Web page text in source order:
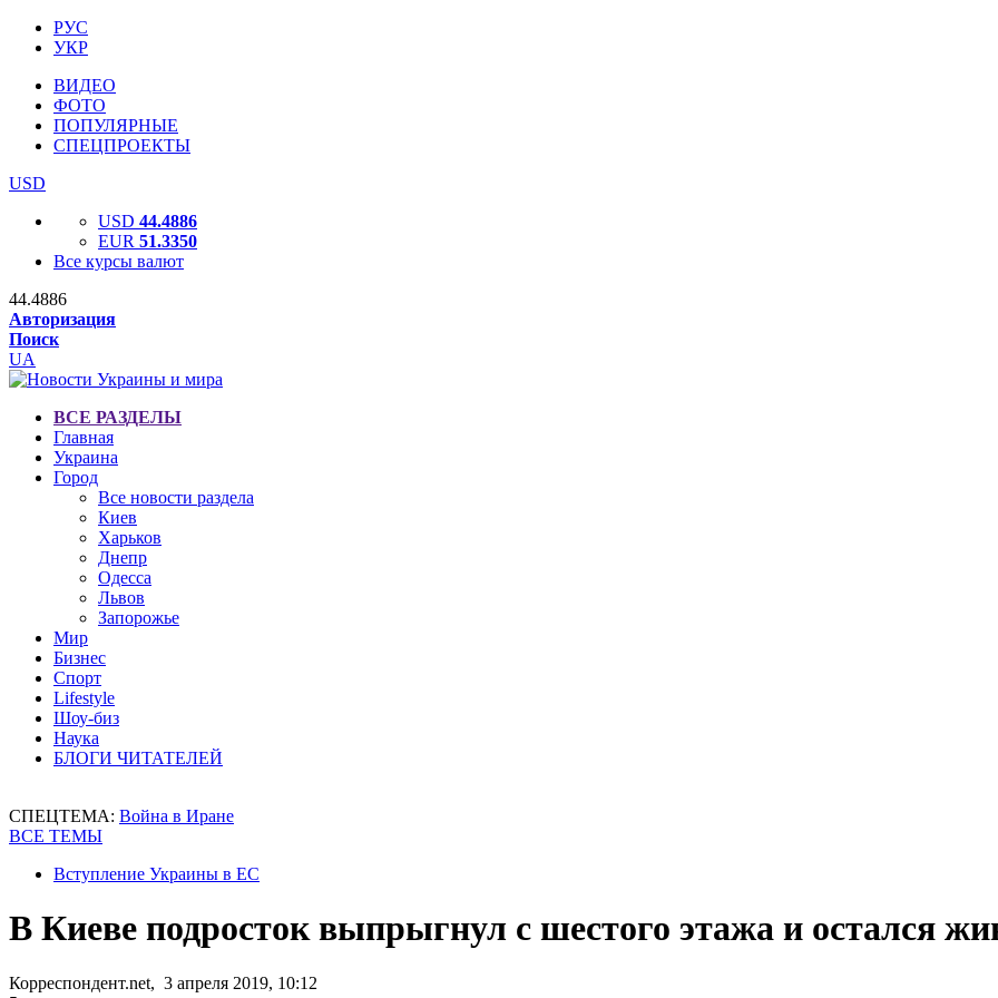
РУС
УКР
ВИДЕО
ФОТО
ПОПУЛЯРНЫЕ
СПЕЦПРОЕКТЫ
USD
USD 44.4886
EUR 51.3350
Все курсы валют
44.4886
Авторизация
Поиск
UA
ВСЕ РАЗДЕЛЫ
Главная
Украина
Город
Все новости раздела
Киев
Харьков
Днепр
Одесса
Львов
Запорожье
Мир
Бизнес
Спорт
Lifestyle
Шоу-биз
Наука
БЛОГИ ЧИТАТЕЛЕЙ
СПЕЦТЕМА: Война в Иране
ВСЕ ТЕМЫ
Вступление Украины в ЕС
В Киеве подросток выпрыгнул с шестого этажа и остался
Корреспондент.net, 3 апреля 2019, 10:12